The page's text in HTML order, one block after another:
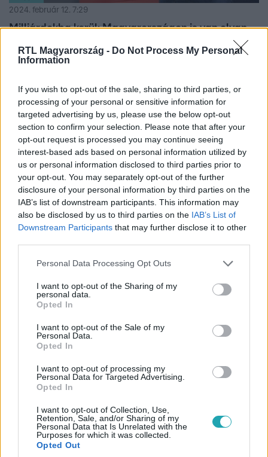
RTL Magyarország - Do Not Process My Personal
Information
If you wish to opt-out of the sale, sharing to third parties, or
processing of your personal or sensitive information for
targeted advertising by us, please use the below opt-out
section to confirm your selection. Please note that after your
opt-out request is processed you may continue seeing
interest-based ads based on personal information utilized by
us or personal information disclosed to third parties prior to
your opt-out. You may separately opt-out of the further
disclosure of your personal information by third parties on the
IAB’s list of downstream participants. This information may
also be disclosed by us to third parties on the IAB’s List of
Downstream Participants that may further disclose it to other
Please note that this website/app uses one or more Google
not limited to your visit or usage behaviour. You may click to
grant or deny consent to Google and its third-party tags to
use your data for below specified purposes in below Google
consent section.
Personal Data Processing Opt Outs
I want to opt-out of the Sharing of my
personal data.
Opted In
I want to opt-out of the Sale of my
Personal Data.
Opted In
I want to opt-out of processing my
Personal Data for Targeted Advertising.
Opted In
I want to opt-out of Collection, Use,
Retention, Sale, and/or Sharing of my
Personal Data that Is Unrelated with the
Purposes for which it was collected.
Opted Out
2024. február 12. 7:29
Milliárdokba kerül: Magyarországon is van olyan
Falcon 900-as egy középkategóriás business jet –
sokat emlegetett magánrepülőjéről. Az énekesnőt sokan
kritizálták azért, mert sokat repül magángéppel, ez pedig
a rajongók és a kritikusok szerint sem környezettudatos
magatartás. A kényelem mellett sok mindent meg kell
fizetni egy ilyen gép üzemeltetésénél – mennyit kell az
énekesnek egy útért fizetnie, mennyibe kerül maga a
gép? Illetve hol van Taylor Swift gépe a szaúdi uralkodó
magánflottájához képest?
Belföld
2023. december 1. 10:04
birodalomban
Akárcsak a Mészáros Lőrinchez köthető magánrepülő, ez
is osztrák lajstromjellel van ellátva, de más hasonlóság is
van köztük. Például, hogy egyiknek sem tudjuk, ki a
tényleges tulajdonosa.